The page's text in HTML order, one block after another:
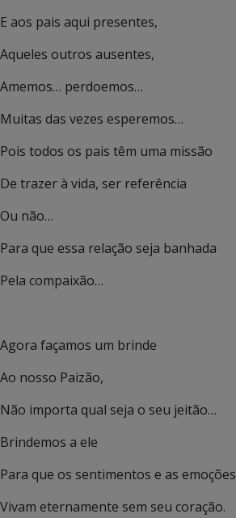
E aos pais aqui presentes,
Aqueles outros ausentes,
Amemos… perdoemos…
Muitas das vezes esperemos…
Pois todos os pais têm uma missão
De trazer à vida, ser referência
Ou não…
Para que essa relação seja banhada
Pela compaixão…
Agora façamos um brinde
Ao nosso Paizão,
Não importa qual seja o seu jeitão…
Brindemos a ele
Para que os sentimentos e as emoções
Vivam eternamente sem seu coração.